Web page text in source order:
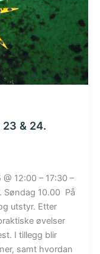
& 24.
12:00 – 17:30 –
Søndag 10.00 På
utstyr. Etter
øvelser
I tillegg blir
samt hvordan